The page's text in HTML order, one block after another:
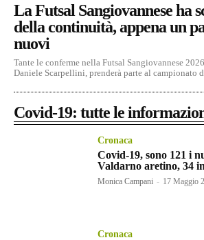
La Futsal Sangiovannese ha
della continuità, appena un
nuovi
Tante le conferme nella Futsal Sangiovannese
Daniele Scarpellini, prenderà parte al campionato di
Covid-19: tutte le
Cronaca
Covid-19, sono 121 i
Valdarno aretino, 34
Monica Campani - 17 Maggio
Cronaca